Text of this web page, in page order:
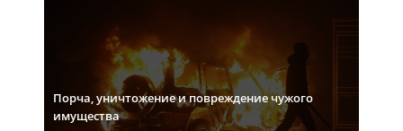
Порча, уничтожение и повреждение чужого
имущества